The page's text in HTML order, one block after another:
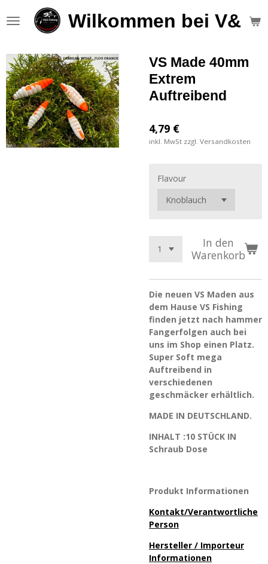
Hauptinhalt
Wilkommen bei V&S
VS Made 40mm
Extrem
Auftreibend
4,79 €
inkl. MwSt zzgl. Versandkosten
Flavour
In den
Warenkorb
Die neuen VS Maden aus
dem Hause VS Fishing
finden jetzt nach hammer
Fangerfolgen auch bei
uns im Shop einen Platz.
Super Soft mega
Auftreibend in
verschiedenen
geschmäcker erhältlich.
MADE IN DEUTSCHLAND.
INHALT :10 STÜCK IN
Schraub Dose
Produkt Informationen
Kontakt/Verantwortliche
Person
Hersteller / Importeur
Informationen